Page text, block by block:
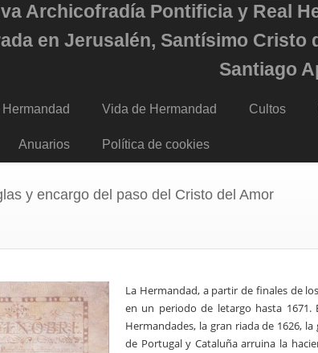
Archicofradía Pontificia y Real
en Jerusalén, Santísimo Cristo
Santiago
Hermandad Vida de Hermandad Cultos
Anuarios Política de cookies
y encargo del paso del Cristo del Amor
La Hermandad, a partir de finales de
en un periodo de letargo hasta
Hermandades, la gran riada de 1626,
de Portugal y Cataluña arruina la